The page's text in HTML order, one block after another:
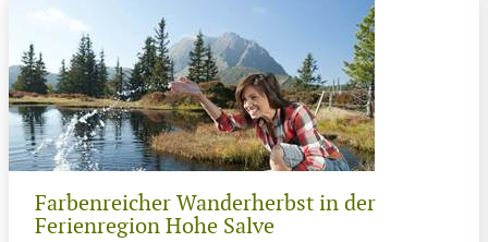
Farbenreicher Wanderherbst in der
Ferienregion Hohe Salve